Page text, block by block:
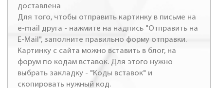
доставлена
Для того, чтобы отправить картинку в письме на
e-mail друга - нажмите на надпись "Отправить на
E-Mail", заполните правильно форму отправки.
Картинку с сайта можно вставить в блог, на
форум по кодам вставок. Для этого нужно
выбрать закладку - "Коды вставок" и
скопировать нужный код.